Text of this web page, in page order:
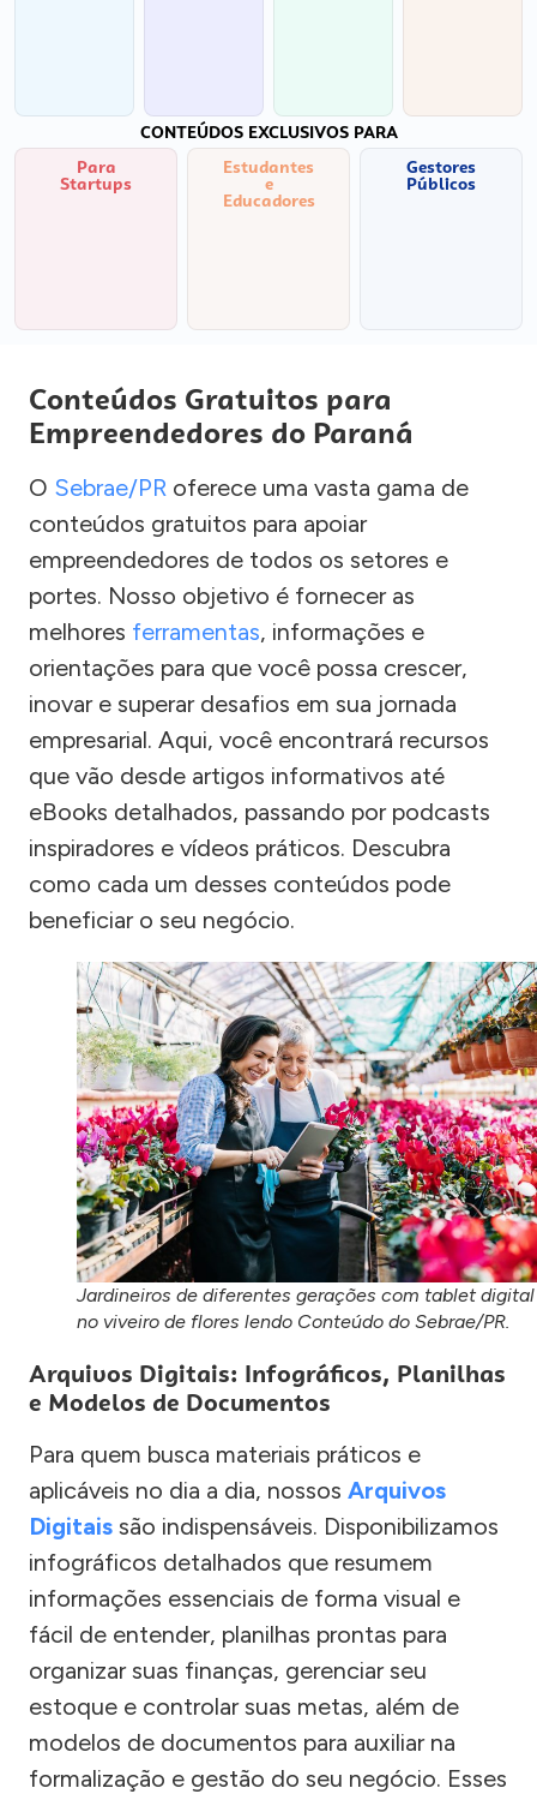
CONTEÚDOS EXCLUSIVOS PARA
Para
Startups
Estudantes
e
Educadores
Gestores
Públicos
Conteúdos Gratuitos para
Empreendedores do Paraná
O Sebrae/PR oferece uma vasta gama de
conteúdos gratuitos para apoiar
empreendedores de todos os setores e
portes. Nosso objetivo é fornecer as
melhores ferramentas, informações e
orientações para que você possa crescer,
inovar e superar desafios em sua jornada
empresarial. Aqui, você encontrará recursos
que vão desde artigos informativos até
eBooks detalhados, passando por podcasts
inspiradores e vídeos práticos. Descubra
como cada um desses conteúdos pode
beneficiar o seu negócio.
Jardineiros de diferentes gerações com tablet digital
no viveiro de flores lendo Conteúdo do Sebrae/PR.
Arquivos Digitais: Infográficos, Planilhas
e Modelos de Documentos
Para quem busca materiais práticos e
aplicáveis no dia a dia, nossos Arquivos
Digitais são indispensáveis. Disponibilizamos
infográficos detalhados que resumem
informações essenciais de forma visual e
fácil de entender, planilhas prontas para
organizar suas finanças, gerenciar seu
estoque e controlar suas metas, além de
modelos de documentos para auxiliar na
formalização e gestão do seu negócio. Esses